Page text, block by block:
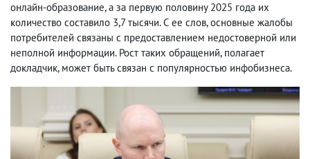
онлайн-образование, а за первую половину 2025 года их
количество составило 3,7 тысячи. С ее слов, основные жалобы
потребителей связаны с предоставлением недостоверной или
неполной информации. Рост таких обращений, полагает
докладчик, может быть связан с популярностью инфобизнеса.